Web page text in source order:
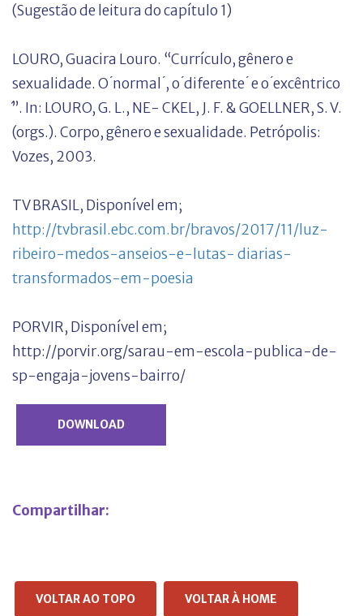
(Sugestão de leitura do capítulo 1)
LOURO, Guacira Louro. “Currículo, gênero e
sexualidade. O ́normal ́, o ́diferente ́ e o ́excêntrico
́”. In: LOURO, G. L., NE- CKEL, J. F. & GOELLNER, S. V.
(orgs.). Corpo, gênero e sexualidade. Petrópolis:
Vozes, 2003.
TV BRASIL, Disponível em;
http://tvbrasil.ebc.com.br/bravos/2017/11/luz-
ribeiro-medos-anseios-e-lutas- diarias-
transformados-em-poesia
PORVIR, Disponível em;
http://porvir.org/sarau-em-escola-publica-de-
sp-engaja-jovens-bairro/
DOWNLOAD
Compartilhar:
VOLTAR AO TOPO VOLTAR À HOME